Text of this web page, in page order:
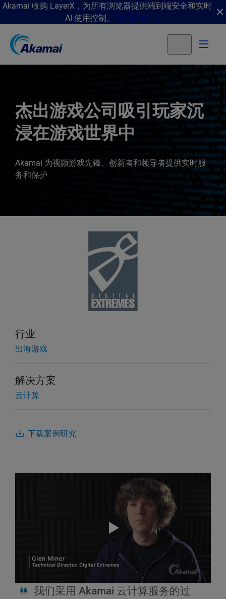
Akamai 收购 LayerX，为所有浏览器提供端到端安全和实时
AI 使用控制。 获取详情
杰出游戏公司吸引玩家沉
浸在游戏世界中
Akamai 为视频游戏先锋、创新者和领导者提供实时服
务和保护
我们采用 Akamai 云计算服务的过
行业
出海游戏
解决方案
云计算
下载案例研究